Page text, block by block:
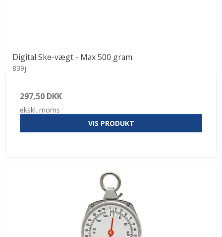
Digital Ske-vægt - Max 500 gram
839j
297,50 DKK
ekskl. moms
VIS PRODUKT